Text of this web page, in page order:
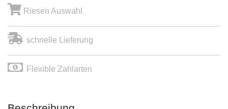
Riesen Auswahl
schnelle Lieferung
Flexible Zahlarten